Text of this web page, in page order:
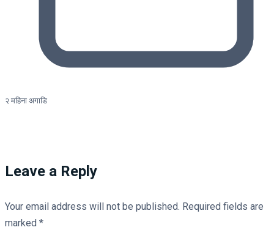
२ महिना अगाडि
Leave a Reply
Your email address will not be published. Required fields are
marked *